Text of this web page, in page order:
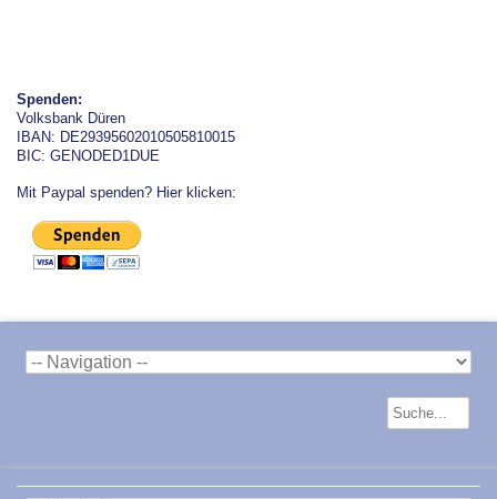
Spenden:
Volksbank Düren
IBAN: DE29395602010505810015
BIC: GENODED1DUE
Mit Paypal spenden? Hier klicken: